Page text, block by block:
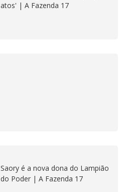
atos' | A Fazenda 17
Saory é a nova dona do Lampião
do Poder | A Fazenda 17